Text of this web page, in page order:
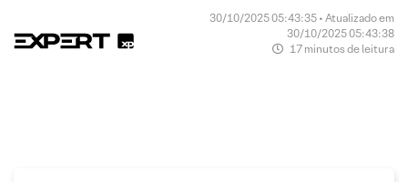
30/10/2025 05:43:35 • Atualizado em
30/10/2025 05:43:38
17 minutos de leitura